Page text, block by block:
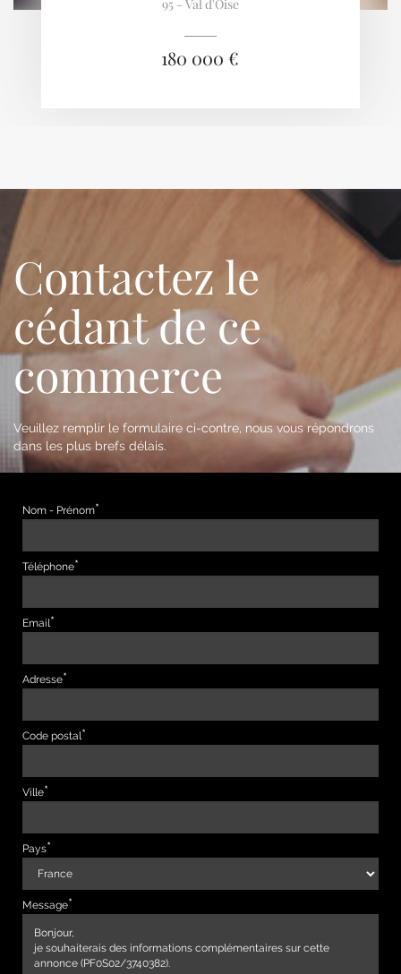
95 - Val d'Oise
180 000 €
Contactez le
cédant de ce
commerce
Veuillez remplir le formulaire ci-contre, nous vous répondrons
dans les plus brefs délais.
Nom - Prénom
Téléphone
Email
Adresse
Code postal
Ville
Pays
Message